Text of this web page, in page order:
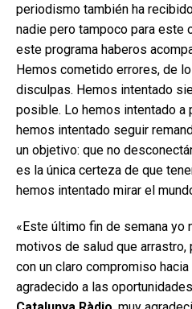
periodismo también ha
nadie pero tampoco para este
este programa haberos
Hemos cometido errores, de
disculpas. Hemos intentado
posible. Lo hemos intentado a
hemos intentado seguir
un objetivo: que no
es la única certeza de que
hemos intentado mirar el
«Este último fin de semana yo
motivos de salud que
con un claro compromiso
agradecido a las